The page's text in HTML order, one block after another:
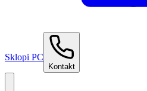
Sklopi PC
Kontakt